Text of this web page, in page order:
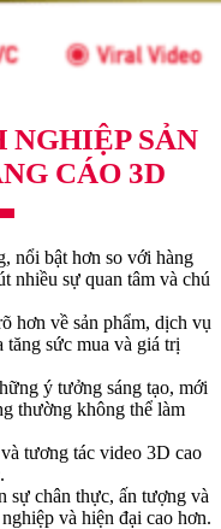
SẢN
CÁO 3D
nổi bật hơn so với hàng
nhiều sự quan tâm và chú
hơn về sản phẩm, dịch vụ
tăng sức mua và giá trị
ý tưởng sáng tạo, mới
thường không thể làm
tương tác video 3D cao
sự chân thực, ấn tượng và
và hiện đại cao hơn.